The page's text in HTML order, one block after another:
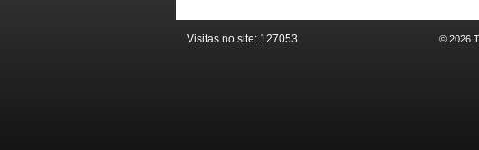
Visitas no site: 127053 © 2026